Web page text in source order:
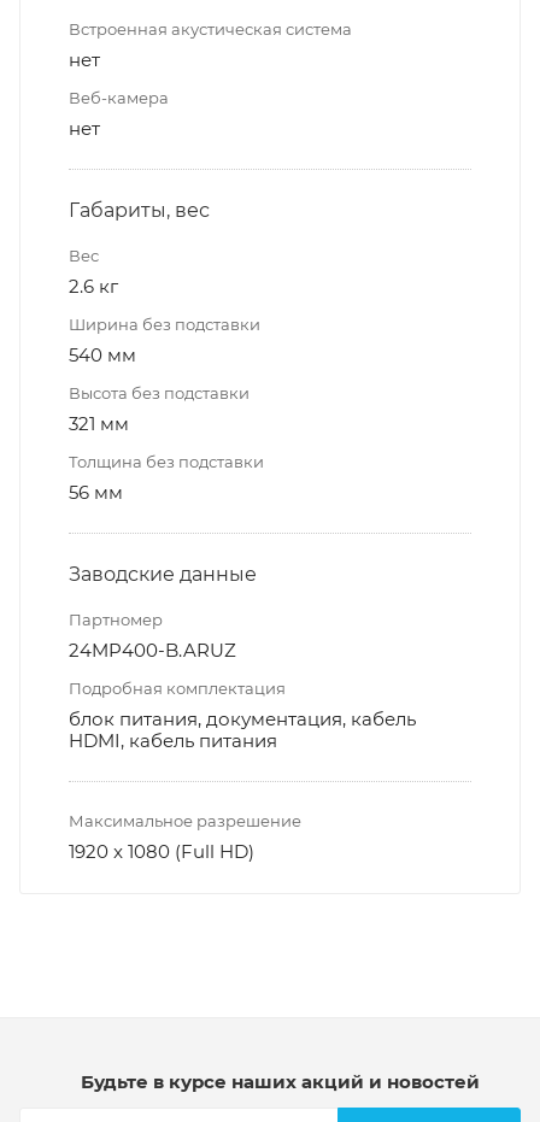
Встроенная акустическая система
нет
Веб-камера
нет
Габариты, вес
Вес
2.6 кг
Ширина без подставки
540 мм
Высота без подставки
321 мм
Толщина без подставки
56 мм
Заводские данные
Партномер
24MP400-B.ARUZ
Подробная комплектация
блок питания, документация, кабель
HDMI, кабель питания
Максимальное разрешение
1920 x 1080 (Full HD)
Будьте в курсе наших акций и новостей